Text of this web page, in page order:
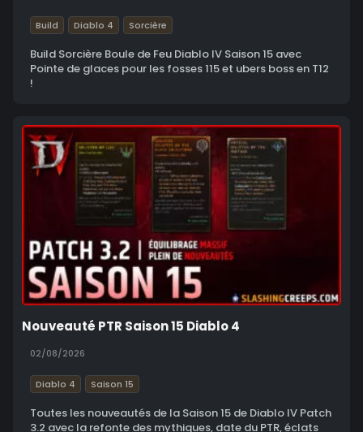
Build Diablo 4 Sorcière
Build Sorcière Boule de Feu Diablo IV Saison 15 avec
Pointe de glaces pour les fosses 115 et ubers boss en T12
!
Nouveauté PTR Saison 15 Diablo 4
02/08/2026
Diablo 4 Saison 15
Toutes les nouveautés de la Saison 15 de Diablo IV Patch
3.2 avec la refonte des mythiques, date du PTR, éclats